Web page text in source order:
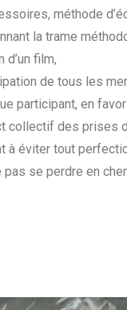
méthode
la trame
film,
de tous les
participant, en
collectif des prises
à éviter tout
se perdre en